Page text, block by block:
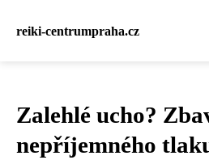
reiki-centrumpraha.cz
Zalehlé ucho?
nepříjemného